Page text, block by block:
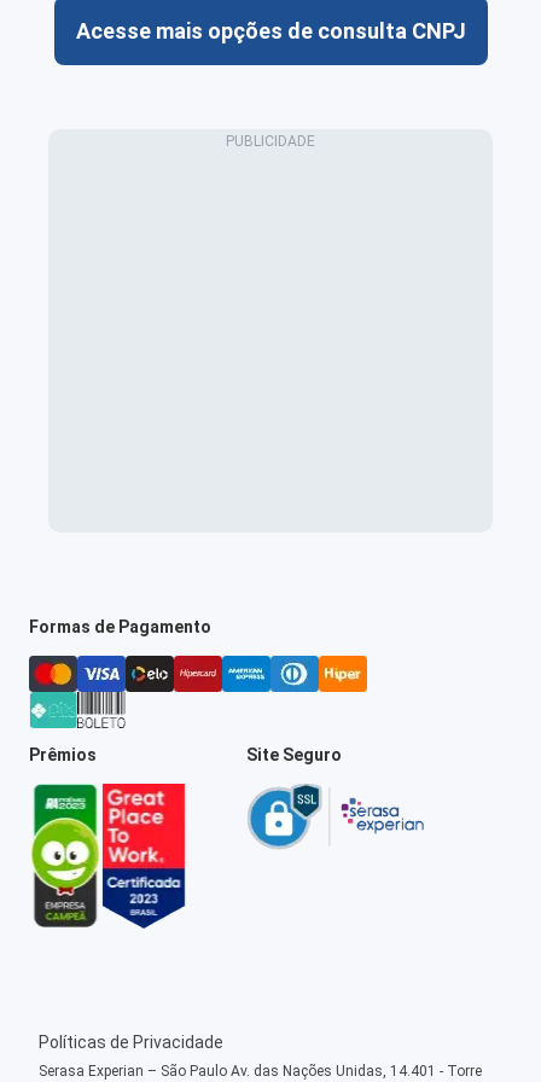
Acesse mais opções de consulta CNPJ
Formas de Pagamento
Prêmios Site Seguro
Políticas de Privacidade
Serasa Experian – São Paulo Av. das Nações Unidas, 14.401 - Torre